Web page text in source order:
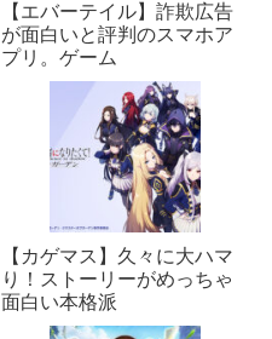
【エバーテイル】詐欺広告
が面白いと評判のスマホア
プリ。ゲーム
【カゲマス】久々に大ハマ
り！ストーリーがめっちゃ
面白い本格派